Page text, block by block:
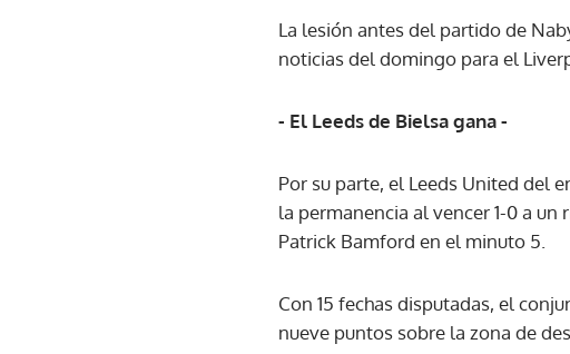
La lesión antes del partido de
noticias del domingo para el
- El Leeds de Bielsa gana -
Por su parte, el Leeds United del
la permanencia al vencer 1-0 a
Patrick Bamford en el minuto 5.
Con 15 fechas disputadas, el
nueve puntos sobre la zona de